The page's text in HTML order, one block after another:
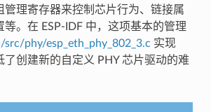
管理寄存器来控制芯片行为、链接属
。在 ESP-IDF 中，这项基本的管理
src/phy/esp_eth_phy_802_3.c 实现
了创建新的自定义 PHY 芯片驱动的难